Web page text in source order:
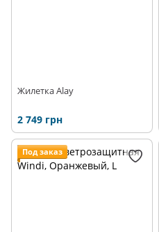
Жилетка Alay
2 749 грн
Под заказ